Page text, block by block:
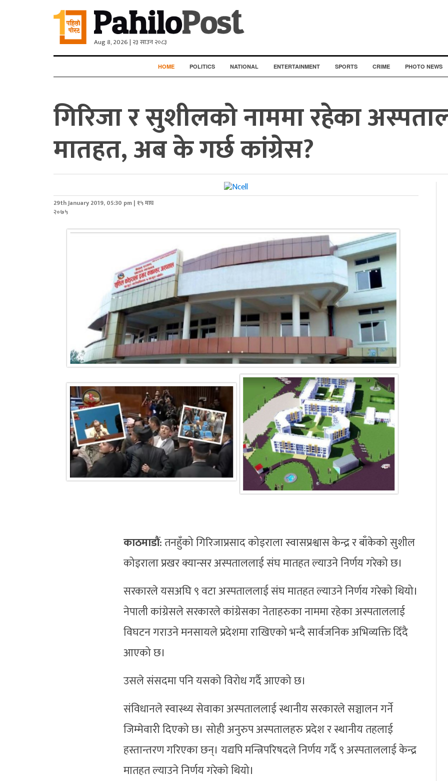
Aug 8, 2026 | २३ साउन २०८३
HOME POLITICS NATIONAL ENTERTAINMENT SPORTS CRIME PHOTO NEWS
गिरिजा र सुशीलको नाममा रहेका
मातहत, अब के गर्छ कांग्रेस?
29th January 2019, 05:30 pm | १५ माघ
२०७५
काठमाडौं: तनहुँको गिरिजाप्रसाद कोइराला स्वासप्रश्वास केन्द्र र बाँकेको सुशील
कोइराला प्रखर क्यान्सर अस्पताललाई संघ मातहत ल्याउने निर्णय गरेको छ।
सरकारले यसअघि ९ वटा अस्पताललाई संघ मातहत ल्याउने निर्णय गरेको थियो।
नेपाली कांग्रेसले सरकारले कांग्रेसका नेताहरुका नाममा रहेका अस्पताललाई
विघटन गराउने मनसायले प्रदेशमा राखिएको भन्दै सार्वजनिक अभिव्यक्ति दिँदै
आएको छ।
उसले संसदमा पनि यसको विरोध गर्दै आएको छ।
संविधानले स्वास्थ्य सेवाका अस्पताललाई स्थानीय सरकारले सञ्चालन गर्ने
जिम्मेवारी दिएको छ। सोही अनुरुप अस्पतालहरु प्रदेश र स्थानीय तहलाई
हस्तान्तरण गरिएका छन्। यद्यपि मन्त्रिपरिषदले निर्णय गर्दै ९ अस्पताललाई केन्द्र
मातहत ल्याउने निर्णय गरेको थियो।